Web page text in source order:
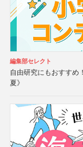
編集部セレクト
自由研究にもおすすめ
夏》